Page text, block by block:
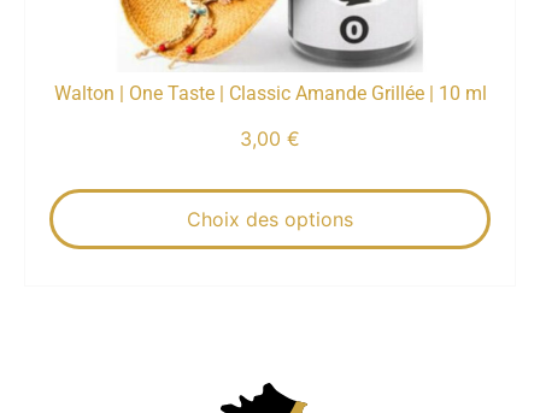
Walton | One Taste | Classic Amande Grillée | 10 ml
3,00 €
Choix des options